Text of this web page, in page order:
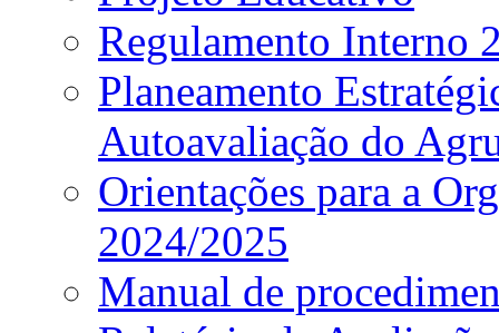
Regulamento Interno
Planeamento
Autoavaliação do
Orientações para a
2024/2025
Manual de